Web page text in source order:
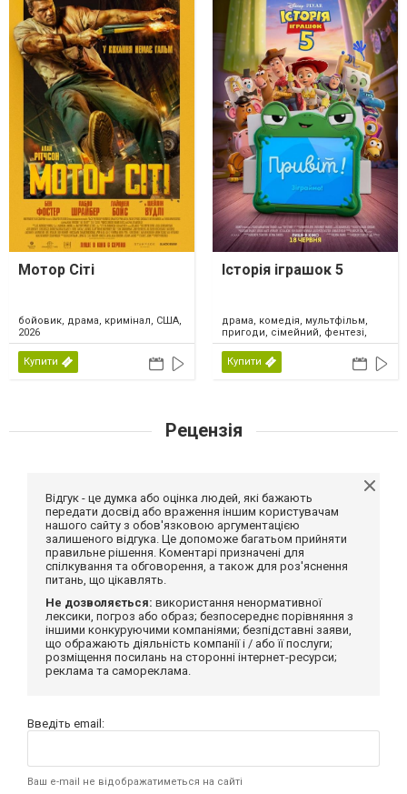
Мотор Сіті
бойовик, драма, кримінал, США,
2026
Купити
Історія іграшок 5
драма, комедія, мультфільм,
пригоди, сімейний, фентезі,
США, 2026
Купити
Рецензія
Відгук - це думка або оцінка людей, які бажають
передати досвід або враження іншим користувачам
нашого сайту з обов'язковою аргументацією
залишеного відгука. Це допоможе багатьом прийняти
правильне рішення. Коментарі призначені для
спілкування та обговорення, а також для роз'яснення
питань, що цікавлять.
Не дозволяється: використання ненормативної
лексики, погроз або образ; безпосереднє порівняння з
іншими конкуруючими компаніями; безпідставні заяви,
що ображають діяльність компанії і / або її послуги;
розміщення посилань на сторонні інтернет-ресурси;
реклама та самореклама.
Введіть email:
Ваш e-mail не відображатиметься на сайті